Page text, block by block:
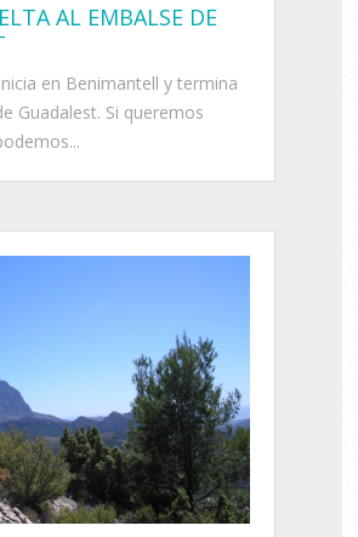
AL EMBALSE DE
en Benimantell y termina
Guadalest. Si queremos